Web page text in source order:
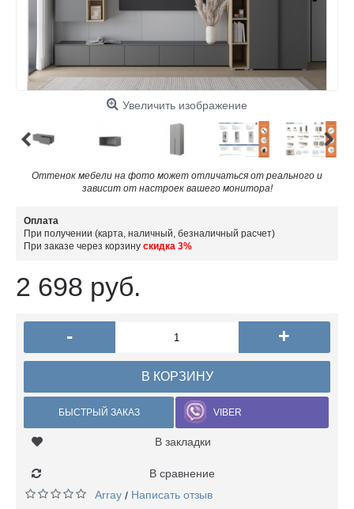
Увеличить изображение
Оттенок мебели на фото может отличаться от реального и
зависит от настроек вашего монитора!
Оплата
При получении (карта, наличный, безналичный расчет)
При заказе через корзину скидка 3%
2 698 руб.
- +
В КОРЗИНУ
БЫСТРЫЙ ЗАКАЗ VIBER
В закладки
В сравнение
Array / Написать отзыв